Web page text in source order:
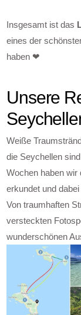
Insgesamt ist das
eines der
haben ❤
Unsere
Weiße
die Seychellen
Wochen haben wir
erkundet und
Von traumhaften
versteckten
wunderschönen